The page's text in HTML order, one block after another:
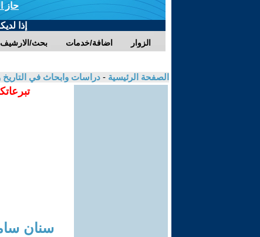
حاز
إذا
بحث/الارشيف اضافة/خدمات الزوار
الصفحة الرئيسية - دراسات وابحاث في التاريخ
سنان